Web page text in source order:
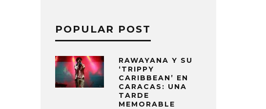
POPULAR POST
RAWAYANA Y SU
‘TRIPPY
CARIBBEAN’ EN
CARACAS: UNA
TARDE
MEMORABLE